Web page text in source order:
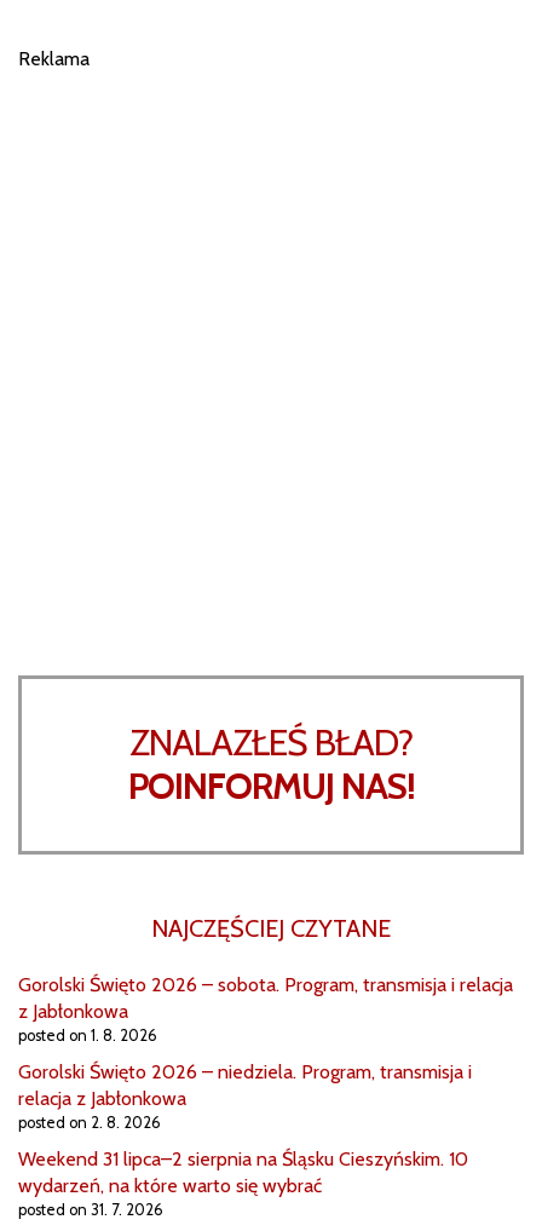
Reklama
ZNALAZŁEŚ BŁAD?
POINFORMUJ NAS!
NAJCZĘŚCIEJ CZYTANE
Gorolski Święto 2026 – sobota. Program, transmisja i relacja
z Jabłonkowa
posted on 1. 8. 2026
Gorolski Święto 2026 – niedziela. Program, transmisja i
relacja z Jabłonkowa
posted on 2. 8. 2026
Weekend 31 lipca–2 sierpnia na Śląsku Cieszyńskim. 10
wydarzeń, na które warto się wybrać
posted on 31. 7. 2026